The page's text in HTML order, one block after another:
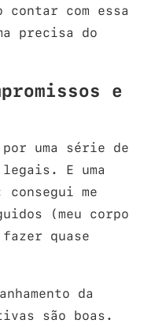
contar com essa
precisa do
e
por uma série de
legais. E uma
me
(meu corpo
quase
da
são boas.